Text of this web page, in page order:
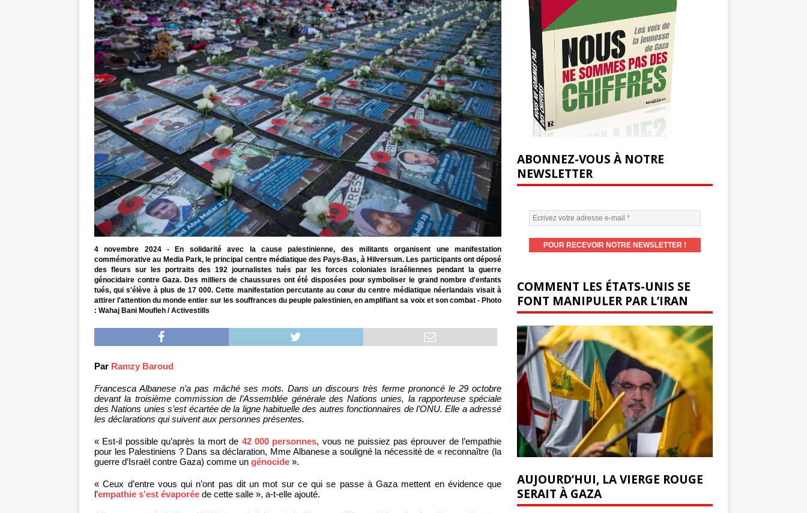
4 novembre 2024 - En solidarité avec la cause palestinienne, des militants organisent une manifestation
commémorative au Media Park, le principal centre médiatique des Pays-Bas, à Hilversum. Les participants ont déposé
des fleurs sur les portraits des 192 journalistes tués par les forces coloniales israéliennes pendant la guerre
génocidaire contre Gaza. Des milliers de chaussures ont été disposées pour symboliser le grand nombre d'enfants
tués, qui s'élève à plus de 17 000. Cette manifestation percutante au cœur du centre médiatique néerlandais visait à
attirer l'attention du monde entier sur les souffrances du peuple palestinien, en amplifiant sa voix et son combat - Photo
: Wahaj Bani Moufleh / Activestills
Par Ramzy Baroud
Francesca Albanese n’a pas mâché ses mots. Dans un discours très ferme prononcé le 29 octobre
devant la troisième commission de l’Assemblée générale des Nations unies, la rapporteuse spéciale
des Nations unies s’est écartée de la ligne habituelle des autres fonctionnaires de l’ONU. Elle a adressé
les déclarations qui suivent aux personnes présentes.
« Est-il possible qu’après la mort de 42 000 personnes, vous ne puissiez pas éprouver de l’empathie
pour les Palestiniens ? Dans sa déclaration, Mme Albanese a souligné la nécessité de « reconnaître (la
guerre d’Israël contre Gaza) comme un génocide ».
« Ceux d’entre vous qui n’ont pas dit un mot sur ce qui se passe à Gaza mettent en évidence que
l’empathie s’est évaporée de cette salle », a-t-elle ajouté.
ABONNEZ-VOUS À NOTRE
NEWSLETTER
COMMENT LES ÉTATS-UNIS SE
FONT MANIPULER PAR L’IRAN
AUJOURD’HUI, LA VIERGE ROUGE
SERAIT À GAZA